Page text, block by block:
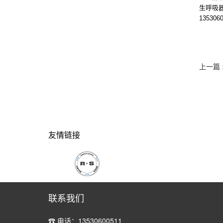
生呼吸
上一
友情链接
联系我们
☎ 电话：13530600511